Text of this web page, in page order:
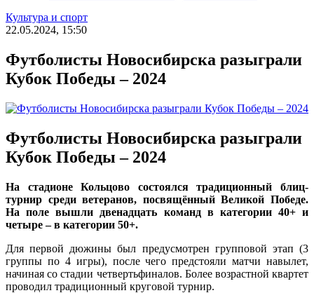
Культура и спорт
22.05.2024, 15:50
Футболисты Новосибирска разыграли
Кубок Победы – 2024
Футболисты Новосибирска разыграли
Кубок Победы – 2024
На стадионе Кольцово состоялся традиционный блиц-
турнир среди ветеранов, посвящённый Великой Победе.
На поле вышли двенадцать команд в категории 40+ и
четыре – в категории 50+.
Для первой дюжины был предусмотрен групповой этап (3
группы по 4 игры), после чего предстояли матчи навылет,
начиная со стадии четвертьфиналов. Более возрастной квартет
проводил традиционный круговой турнир.